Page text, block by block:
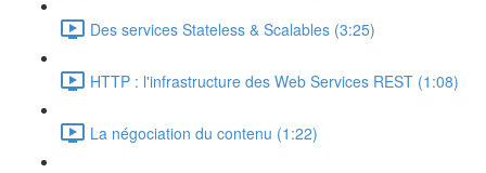
Des services Stateless & Scalables (3:25)
HTTP : l'infrastructure des Web Services REST (1:08)
La négociation du contenu (1:22)